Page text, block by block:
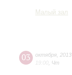
Малый зал
03 октября 2013
19:00 Чт